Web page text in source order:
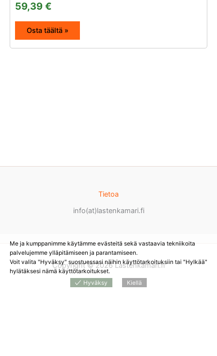
59,39 €
Osta täältä »
Tietoa
info(at)lastenkamari.fi
Copyright © 2026 Lastenkamari.fi
Me ja kumppanimme käytämme evästeitä sekä vastaavia tekniikoita
palvelujemme ylläpitämiseen ja parantamiseen.
Voit valita "Hyväksy" suostuessasi näihin käyttötarkoituksiin tai "Hylkää"
hylätäksesi nämä käyttötarkoitukset.
Hyväksy
Kiellä